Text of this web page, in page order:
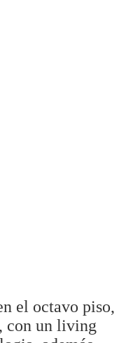
el octavo piso,
con un living